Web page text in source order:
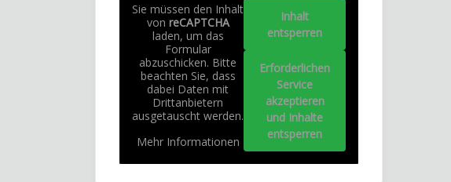
Sie müssen den Inhalt
von reCAPTCHA
laden, um das
Formular
abzuschicken. Bitte
beachten Sie, dass
dabei Daten mit
Drittanbietern
ausgetauscht werden.
Mehr Informationen
Inhalt
entsperren
Erforderlichen
Service
akzeptieren
und Inhalte
entsperren